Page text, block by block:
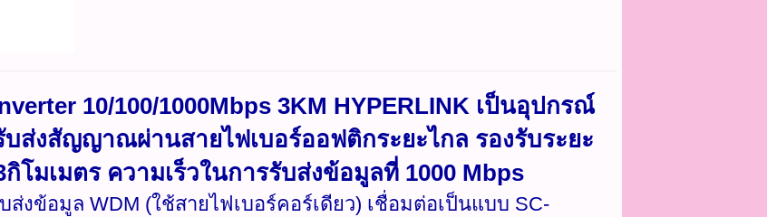
10/100/1000Mbps 3KM HYPERLINK เป็นอุปกรณ์
บส่งสัญญาณผ่านสายไฟเบอร์ออฟติกระยะไกล รองรับระยะ
กิโมเมตร ความเร็วในการรับส่งข้อมูลที่ 1000 Mbps
ส่งข้อมูล WDM (ใช้สายไฟเบอร์คอร์เดียว) เชื่อมต่อเป็นแบบ SC-